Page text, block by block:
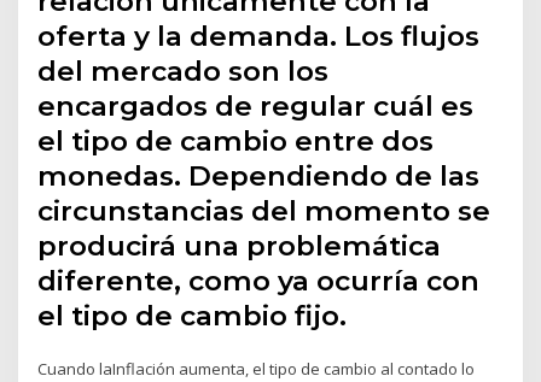
oferta y la demanda. Los flujos
del mercado son los
encargados de regular cuál es
el tipo de cambio entre dos
monedas. Dependiendo de las
circunstancias del momento se
producirá una problemática
diferente, como ya ocurría con
el tipo de cambio fijo.
Cuando laInflación aumenta, el tipo de cambio al contado lo